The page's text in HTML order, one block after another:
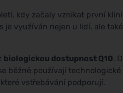
kdy začaly vznikat první
je využíván nejen u lidí, ale
biologickou dostupnost Q10.
běžně používají
vstřebávání podporují.